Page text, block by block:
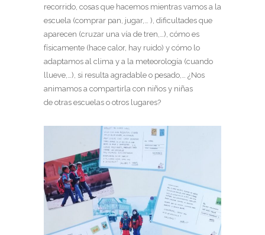
recorrido, cosas que hacemos mientras vamos a la
escuela (comprar pan, jugar,… ), dificultades que
aparecen (cruzar una vía de tren,…), cómo es
físicamente (hace calor, hay ruido) y cómo lo
adaptamos al clima y a la meteorología (cuando
llueve,…), si resulta agradable o pesado,… ¿Nos
animamos a compartirla con niños y niñas
de otras escuelas o otros lugares?